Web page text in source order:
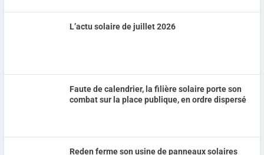
L’actu solaire de juillet 2026
Faute de calendrier, la filière solaire porte son
combat sur la place publique, en ordre dispersé
Reden ferme son usine de panneaux solaires